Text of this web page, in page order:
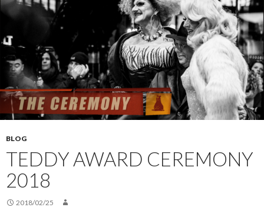
BLOG
TEDDY AWARD CEREMONY
2018
2018/02/25